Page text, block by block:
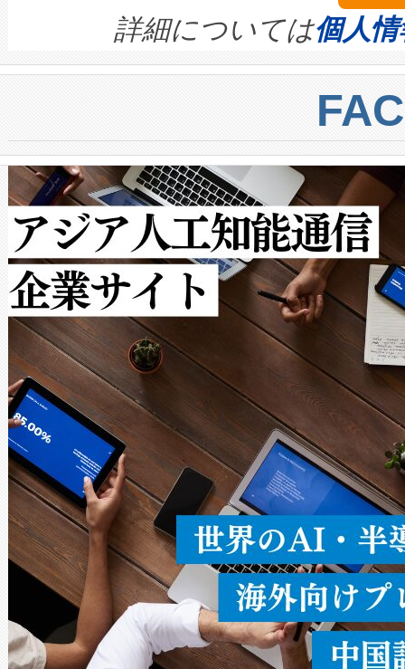
quality and reliability for AI
BESS stack to ensure battery
centers. Voltaiqは、ai&のAI
からシステム統合、試運転、
クルの各段階のデータを監視
[…]
す。ノーマルモードでは、
ートル先まで検出でき、これ
トに対して約600メートルに
では、反射率10％のターゲッ
で向上し、最大検知距離は
ットだけで最大1キロメート
ルの変電所周囲を監視でき、
作業と点群処理を簡素化でき
Avia 2は、2種類のFOVオプシ
× 80°のノーマルモード、長
ードを切り替えて使用するこ
ることなく、単一のデバイス
うにします。遠距離まで届く
密度なスキャ […]
詳細については個人